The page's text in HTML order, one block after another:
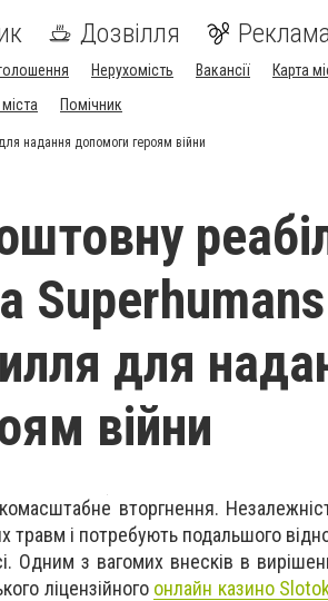
Дозвілля
Нерухомість Вакансії Карта
Помічник
надання допомоги героям війни
для
війни
вторгнення.
травм і потребують подальшого
Одним з вагомих внесків в
ліцензійного онлайн казино